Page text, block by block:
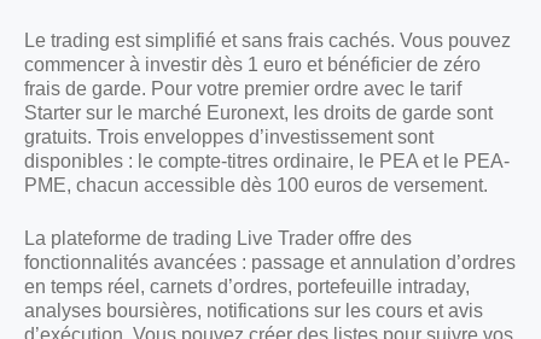
Le trading est simplifié et sans frais cachés. Vous pouvez
commencer à investir dès 1 euro et bénéficier de zéro
frais de garde. Pour votre premier ordre avec le tarif
Starter sur le marché Euronext, les droits de garde sont
gratuits. Trois enveloppes d’investissement sont
disponibles : le compte-titres ordinaire, le PEA et le PEA-
PME, chacun accessible dès 100 euros de versement.
La plateforme de trading Live Trader offre des
fonctionnalités avancées : passage et annulation d’ordres
en temps réel, carnets d’ordres, portefeuille intraday,
analyses boursières, notifications sur les cours et avis
d’exécution. Vous pouvez créer des listes pour suivre vos